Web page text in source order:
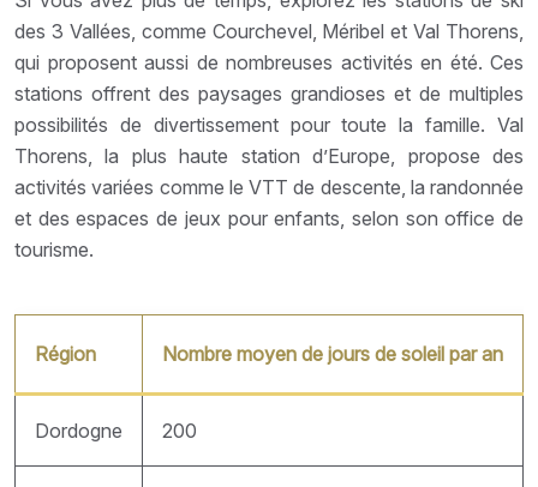
des 3 Vallées, comme Courchevel, Méribel et Val Thorens,
qui proposent aussi de nombreuses activités en été. Ces
stations offrent des paysages grandioses et de multiples
possibilités de divertissement pour toute la famille. Val
Thorens, la plus haute station d’Europe, propose des
activités variées comme le VTT de descente, la randonnée
et des espaces de jeux pour enfants, selon son office de
tourisme.
Région Nombre moyen de jours de soleil par an
Dordogne 200